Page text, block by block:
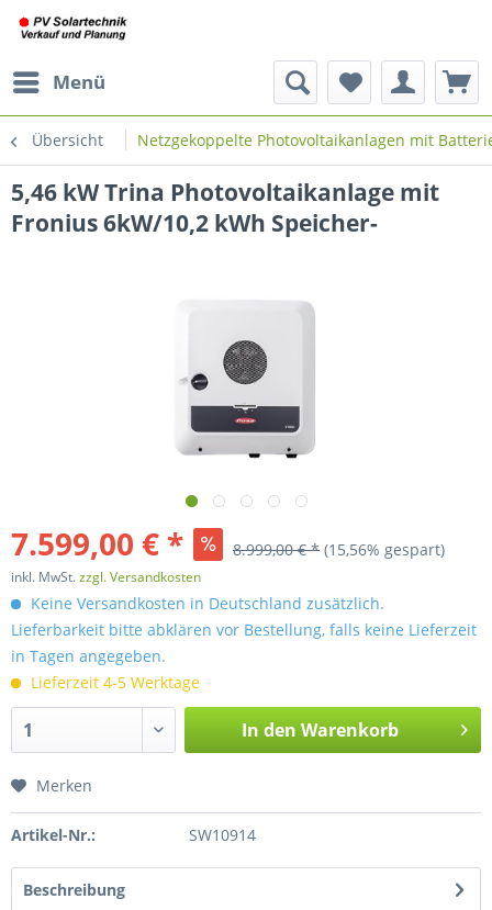
Menü
Übersicht Netzgekoppelte Photovoltaikanlagen mit
5,46 kW Trina Photovoltaikanlage mit
Fronius 6kW/10,2 kWh Speicher-
7.599,00 € * 8.999,00 € * (15,56% gespart)
inkl. MwSt.zzgl. Versandkosten
Keine Versandkosten in Deutschland zusätzlich.
Lieferbarkeit bitte abklären vor Bestellung, falls keine Lieferzeit
in Tagen angegeben.
Lieferzeit 4-5 Werktage
In den Warenkorb
Merken
Artikel-Nr.: SW10914
Beschreibung